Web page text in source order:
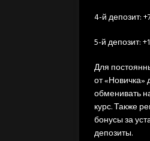
4-й депозит:
5-й депозит:
Для
от
обменивать
курс. Также
бонусы за
депозиты.